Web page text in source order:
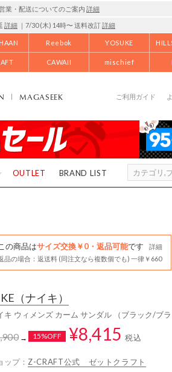
業・配送についてのご案内 詳細
詳細 ｜7/30 (木) 14時〜 送料改訂詳細
Reebok YOSUKE
CAWAII mischief
MAGASEEK ご利用ガイド
OUTLET BRAND LIST
この商品はサイズ交換￥0・返品可能です
詳細
品の場合：返送料 (同注文なら複数個でも) 一律￥660
（ナイキ）
キ ウィメンズ カーム サンダル （ブラック/ブラ
→ 15%OFF ¥8,415 税込
ップ： Z-CRAFT公式 ゼットクラフト